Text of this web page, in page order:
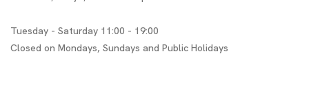
Tuesday - Saturday 11:00 - 19:00
Closed on Mondays, Sundays and Public Holidays